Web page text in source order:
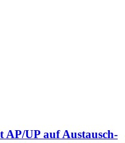
AP/UP auf Austausch-